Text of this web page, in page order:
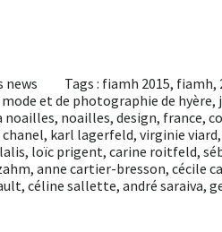
news Tags : fiamh 2015, fiamh,
et de photographie de hyère,
noailles, noailles, design, france,
chanel, karl lagerfeld, virginie viard,
, loïc prigent, carine roitfeld,
, anne cartier-bresson, cécile
, céline sallette, andré saraiva,